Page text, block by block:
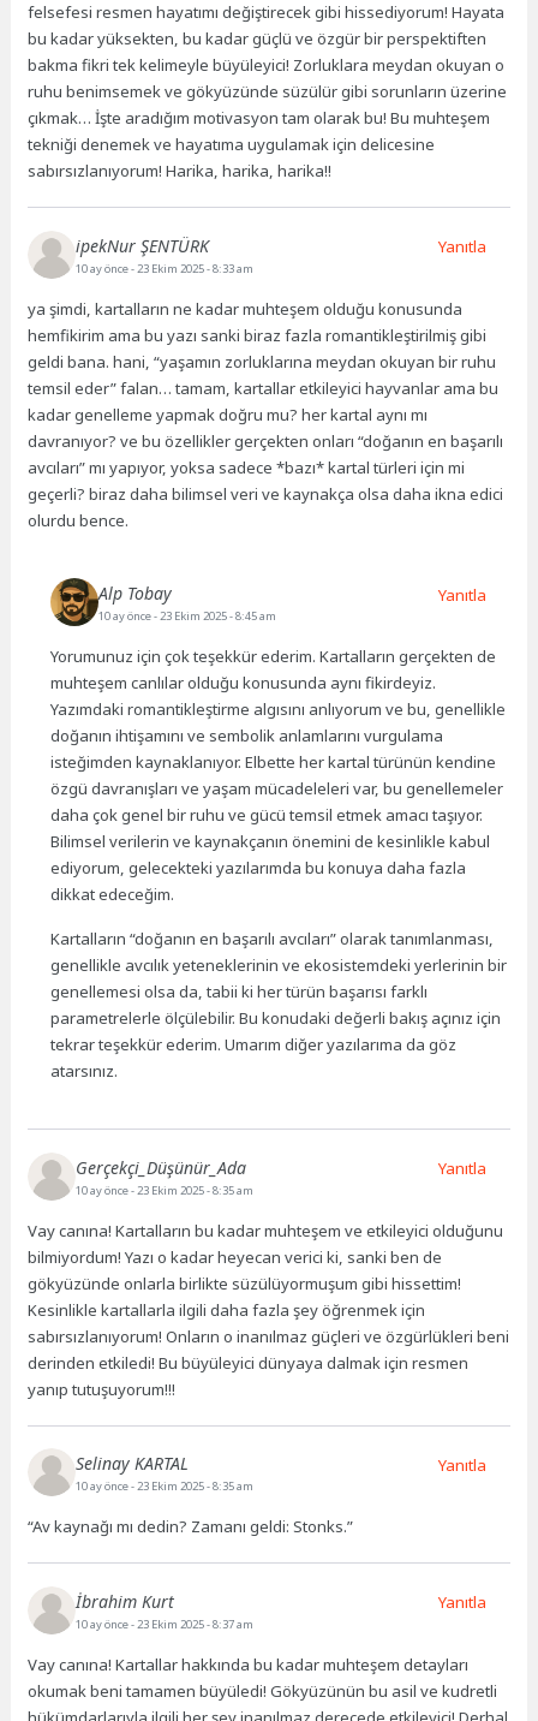
felsefesi resmen hayatımı değiştirecek gibi hissediyorum! Hayata
bu kadar yüksekten, bu kadar güçlü ve özgür bir perspektiften
bakma fikri tek kelimeyle büyüleyici! Zorluklara meydan okuyan o
ruhu benimsemek ve gökyüzünde süzülür gibi sorunların üzerine
çıkmak… İşte aradığım motivasyon tam olarak bu! Bu muhteşem
tekniği denemek ve hayatıma uygulamak için delicesine
sabırsızlanıyorum! Harika, harika, harika!!
ipekNur ŞENTÜRK
10 ay önce- 23 Ekim 2025 - 8:33 am
ya şimdi, kartalların ne kadar muhteşem olduğu konusunda
hemfikirim ama bu yazı sanki biraz fazla romantikleştirilmiş gibi
geldi bana. hani, “yaşamın zorluklarına meydan okuyan bir ruhu
temsil eder” falan… tamam, kartallar etkileyici hayvanlar ama bu
kadar genelleme yapmak doğru mu? her kartal aynı mı
davranıyor? ve bu özellikler gerçekten onları “doğanın en başarılı
avcıları” mı yapıyor, yoksa sadece *bazı* kartal türleri için mi
geçerli? biraz daha bilimsel veri ve kaynakça olsa daha ikna edici
olurdu bence.
Yanıtla
Alp Tobay
10 ay önce- 23 Ekim 2025 - 8:45 am
Yorumunuz için çok teşekkür ederim. Kartalların gerçekten de
muhteşem canlılar olduğu konusunda aynı fikirdeyiz.
Yazımdaki romantikleştirme algısını anlıyorum ve bu, genellikle
doğanın ihtişamını ve sembolik anlamlarını vurgulama
isteğimden kaynaklanıyor. Elbette her kartal türünün kendine
özgü davranışları ve yaşam mücadeleleri var, bu genellemeler
daha çok genel bir ruhu ve gücü temsil etmek amacı taşıyor.
Bilimsel verilerin ve kaynakçanın önemini de kesinlikle kabul
ediyorum, gelecekteki yazılarımda bu konuya daha fazla
dikkat edeceğim.
Kartalların “doğanın en başarılı avcıları” olarak tanımlanması,
genellikle avcılık yeteneklerinin ve ekosistemdeki yerlerinin bir
genellemesi olsa da, tabii ki her türün başarısı farklı
parametrelerle ölçülebilir. Bu konudaki değerli bakış açınız için
tekrar teşekkür ederim. Umarım diğer yazılarıma da göz
atarsınız.
Yanıtla
Gerçekçi_Düşünür_Ada
10 ay önce- 23 Ekim 2025 - 8:35 am
Vay canına! Kartalların bu kadar muhteşem ve etkileyici olduğunu
bilmiyordum! Yazı o kadar heyecan verici ki, sanki ben de
gökyüzünde onlarla birlikte süzülüyormuşum gibi hissettim!
Kesinlikle kartallarla ilgili daha fazla şey öğrenmek için
sabırsızlanıyorum! Onların o inanılmaz güçleri ve özgürlükleri beni
derinden etkiledi! Bu büyüleyici dünyaya dalmak için resmen
yanıp tutuşuyorum!!!
Yanıtla
Selinay KARTAL
10 ay önce- 23 Ekim 2025 - 8:35 am
“Av kaynağı mı dedin? Zamanı geldi: Stonks.”
Yanıtla
İbrahim Kurt
10 ay önce- 23 Ekim 2025 - 8:37 am
Vay canına! Kartallar hakkında bu kadar muhteşem detayları
okumak beni tamamen büyüledi! Gökyüzünün bu asil ve kudretli
Yanıtla